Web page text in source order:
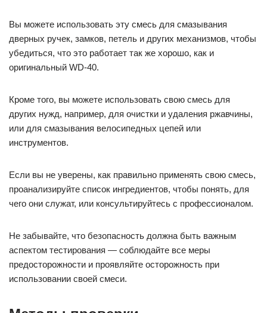
Вы можете использовать эту смесь для смазывания
дверных ручек, замков, петель и других механизмов, чтобы
убедиться, что это работает так же хорошо, как и
оригинальный WD-40.
Кроме того, вы можете использовать свою смесь для
других нужд, например, для очистки и удаления ржавчины,
или для смазывания велосипедных цепей или
инструментов.
Если вы не уверены, как правильно применять свою смесь,
проанализируйте список ингредиентов, чтобы понять, для
чего они служат, или консультируйтесь с профессионалом.
Не забывайте, что безопасность должна быть важным
аспектом тестирования — соблюдайте все меры
предосторожности и проявляйте осторожность при
использовании своей смеси.